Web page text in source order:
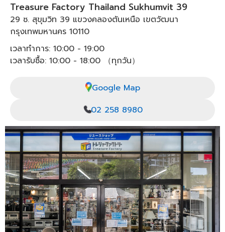
Treasure Factory Thailand Sukhumvit 39
29 ซ. สุขุมวิท 39 แขวงคลองตันเหนือ เขตวัฒนา
กรุงเทพมหานคร 10110
เวลาทำการ: 10:00 - 19:00
เวลารับซื้อ: 10:00 - 18:00 （ทุกวัน）
Google Map
02 258 8980